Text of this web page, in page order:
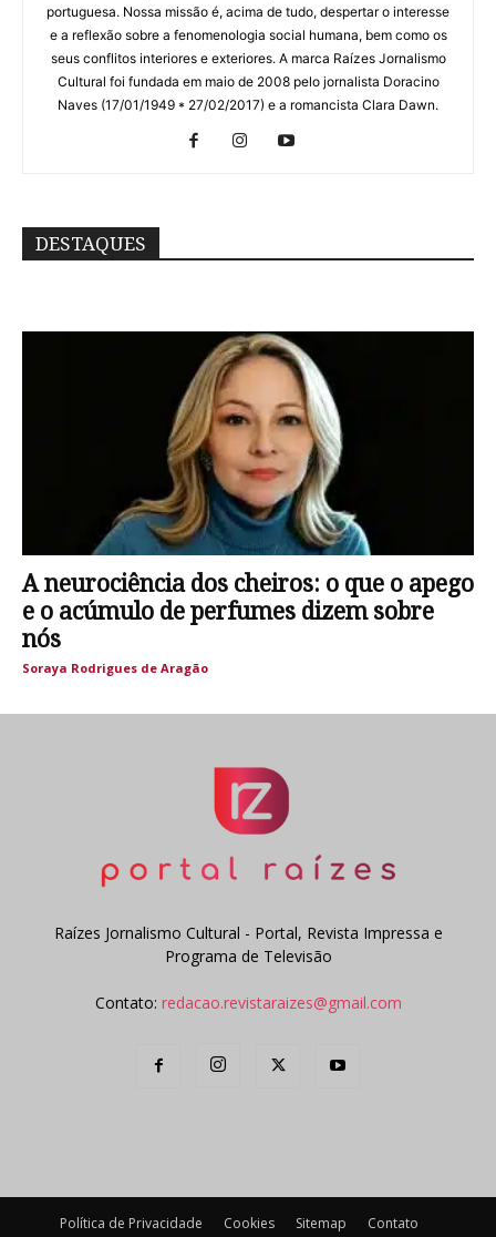
portuguesa. Nossa missão é, acima de tudo, despertar o interesse
e a reflexão sobre a fenomenologia social humana, bem como os
seus conflitos interiores e exteriores. A marca Raízes Jornalismo
Cultural foi fundada em maio de 2008 pelo jornalista Doracino
Naves (17/01/1949 * 27/02/2017) e a romancista Clara Dawn.
DESTAQUES
A neurociência dos cheiros: o que o apego
e o acúmulo de perfumes dizem sobre
nós
Soraya Rodrigues de Aragão
Raízes Jornalismo Cultural - Portal, Revista Impressa e
Programa de Televisão
Contato: redacao.revistaraizes@gmail.com
Política de Privacidade Cookies Sitemap Contato